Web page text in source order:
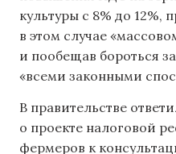
культуры с 8% до 12%,
в этом случае
и пообещав бороться
«всеми законными
В правительстве
о проекте налоговой
фермеров к